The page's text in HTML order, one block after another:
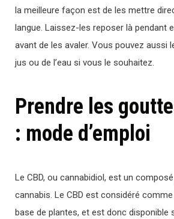
la meilleure façon est de les mettre
langue. Laissez-les reposer là pendant
avant de les avaler. Vous pouvez aussi
jus ou de l’eau si vous le souhaitez.
Prendre les
: mode d’emploi
Le CBD, ou cannabidiol, est un
cannabis. Le CBD est considéré
base de plantes, et est donc disponible